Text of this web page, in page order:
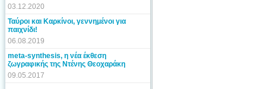
03.12.2020
Ταύροι και Καρκίνοι, γεννημένοι για
παιχνίδι!
06.08.2019
meta-synthesis, η νέα έκθεση
ζωγραφικής της Ντένης Θεοχαράκη
09.05.2017